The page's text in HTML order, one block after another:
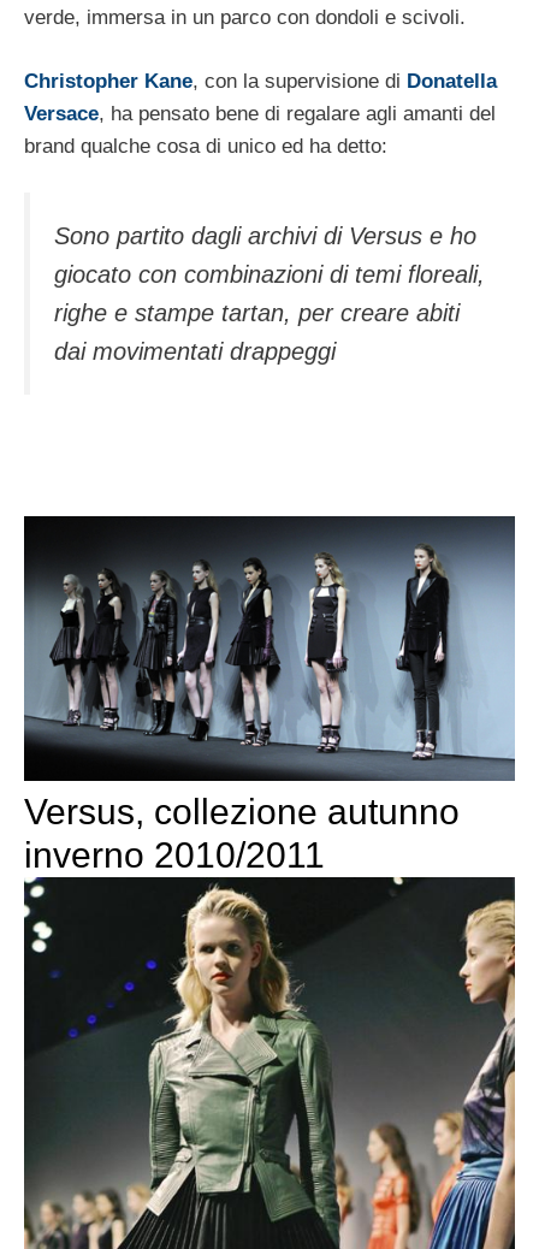
verde, immersa in un parco con dondoli e scivoli.
Christopher Kane, con la supervisione di Donatella
Versace, ha pensato bene di regalare agli amanti del
brand qualche cosa di unico ed ha detto:
Sono partito dagli archivi di Versus e ho
giocato con combinazioni di temi floreali,
righe e stampe tartan, per creare abiti
dai movimentati drappeggi
Versus, collezione autunno
inverno 2010/2011